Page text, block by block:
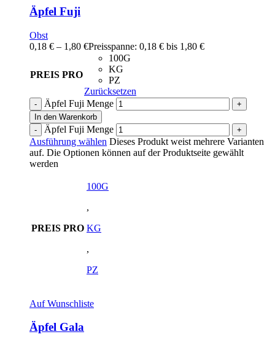
Äpfel Fuji
Obst
0,18 € – 1,80 €Preisspanne: 0,18 € bis 1,80 €
PREIS PRO
100G
KG
PZ
Zurücksetzen
Äpfel Fuji Menge
In den Warenkorb
Äpfel Fuji Menge
Ausführung wählen Dieses Produkt weist mehrere Varianten
auf. Die Optionen können auf der Produktseite gewählt
werden
PREIS PRO
100G
,
KG
,
PZ
Auf Wunschliste
Äpfel Gala